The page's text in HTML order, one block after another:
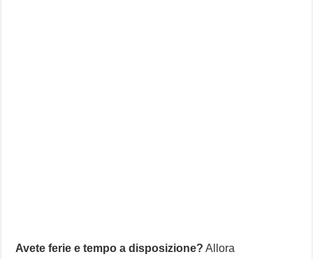
Avete ferie e tempo a disposizione? Allora